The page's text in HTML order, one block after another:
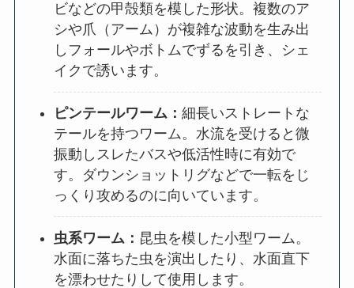
ビなどの甲殻類を模した形状。複数のア
シや爪（アーム）が複雑な波動を生み出
しフォールやボトムでずるを引き、シェ
イクで誘います。
ピンテールワーム：細長いストレートな
テールを持つワーム。水流を受けると微
振動しスレたバスや低活性時に有効で
す。ダウンショットリグなどで一転をじ
っくり攻めるのに向いています。
虫系ワーム： 昆虫を模した小型ワーム。
水面に落ちた虫を演出したり、水面直下
を漂わせたりして使用します。